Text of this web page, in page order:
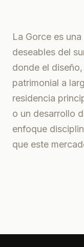
La Gorce es
deseables del
donde el
patrimonial a
residencia
o un desarrollo
enfoque
que este